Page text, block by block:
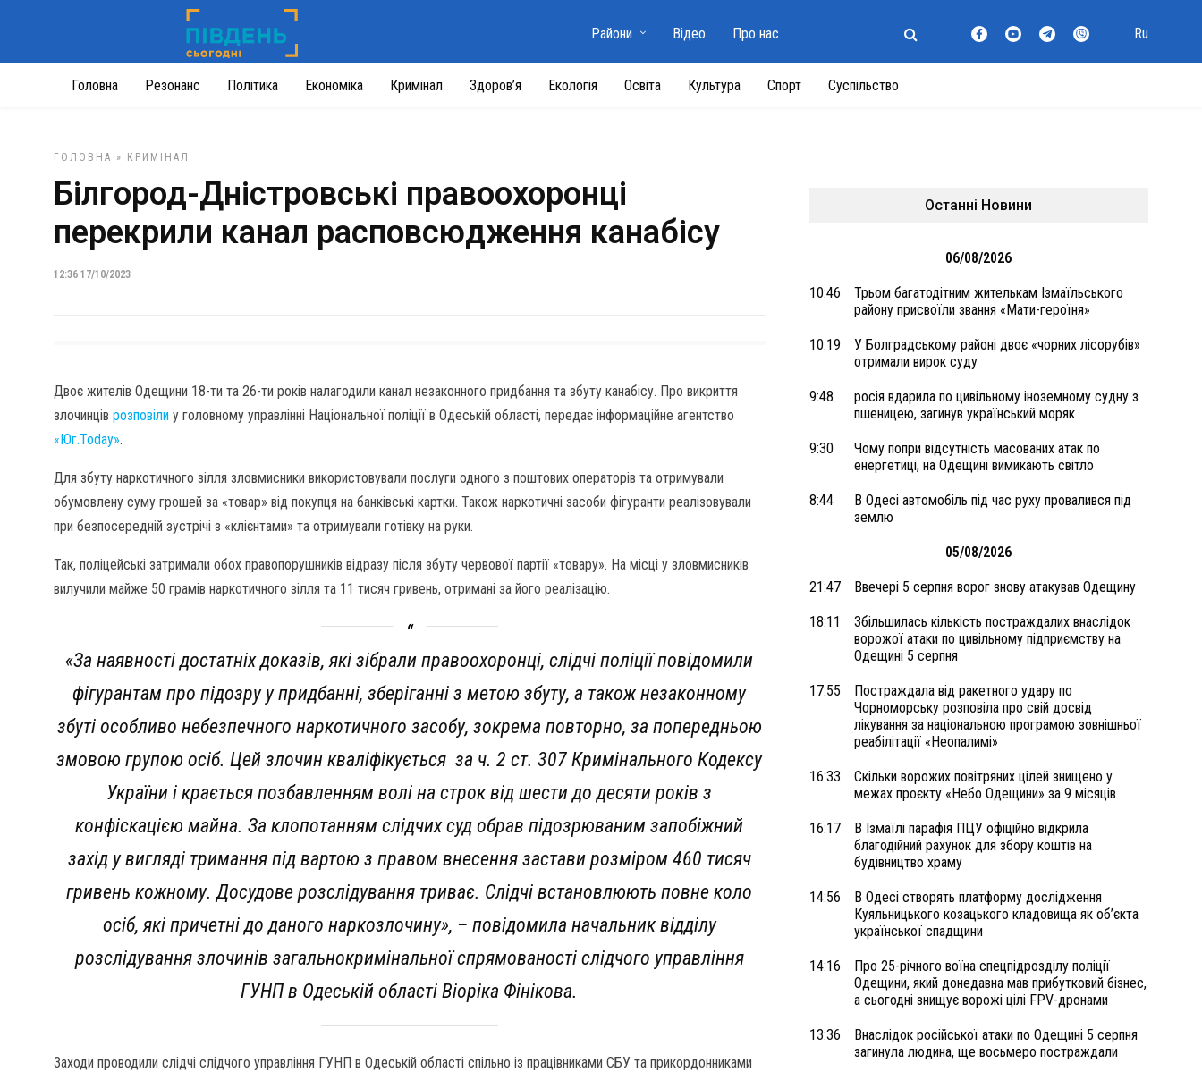
Головна Резонанс Політика Економіка Кримінал Здоров’я Екологія Освіта Культура Спорт Суспільство
Райони Відео Про нас Ru
ГОЛОВНА » КРИМІНАЛ
Білгород-Дністровські правоохоронці
перекрили канал расповсюдження канабісу
12:36 17/10/2023
Двоє жителів Одещини 18-ти та 26-ти років налагодили канал незаконного придбання та збуту канабісу. Про викриття
злочинців розповіли у головному управлінні Національної поліції в Одеській області, передає інформаційне агентство
«Юг.Today».
Для збуту наркотичного зілля зловмисники використовували послуги одного з поштових операторів та отримували
обумовлену суму грошей за «товар» від покупця на банківські картки. Також наркотичні засоби фігуранти реалізовували
при безпосередній зустрічі з «клієнтами» та отримували готівку на руки.
Так, поліцейські затримали обох правопорушників відразу після збуту червової партії «товару». На місці у зловмисників
вилучили майже 50 грамів наркотичного зілля та 11 тисяч гривень, отримані за його реалізацію.
«За наявності достатніх доказів, які зібрали правоохоронці, слідчі поліції повідомили
фігурантам про підозру у придбанні, зберіганні з метою збуту, а також незаконному
збуті особливо небезпечного наркотичного засобу, зокрема повторно, за попередньою
змовою групою осіб. Цей злочин кваліфікується за ч. 2 ст. 307 Кримінального Кодексу
України і крається позбавленням волі на строк від шести до десяти років з
конфіскацією майна. За клопотанням слідчих суд обрав підозрюваним запобіжний
захід у вигляді тримання під вартою з правом внесення застави розміром 460 тисяч
гривень кожному. Досудове розслідування триває. Слідчі встановлюють повне коло
осіб, які причетні до даного наркозлочину», – повідомила начальник відділу
розслідування злочинів загальнокримінальної спрямованості слідчого управління
ГУНП в Одеській області Віоріка Фінікова.
Заходи проводили слідчі слідчого управління ГУНП в Одеській області спільно із працівниками СБУ та прикордонниками
Останні Новини
06/08/2026
10:46
Трьом багатодітним жителькам Ізмаїльського
району присвоїли звання «Мати-героїня»
10:19
У Болградському районі двоє «чорних лісорубів»
отримали вирок суду
9:48
росія вдарила по цивільному іноземному судну з
пшеницею, загинув український моряк
9:30
Чому попри відсутність масованих атак по
енергетиці, на Одещині вимикають світло
8:44
В Одесі автомобіль під час руху провалився під
землю
05/08/2026
21:47 Ввечері 5 серпня ворог знову атакував Одещину
18:11
Збільшилась кількість постраждалих внаслідок
ворожої атаки по цивільному підприємству на
Одещині 5 серпня
17:55
Постраждала від ракетного удару по
Чорноморську розповіла про свій досвід
лікування за національною програмою зовнішньої
реабілітації «Неопалимі»
16:33
Скільки ворожих повітряних цілей знищено у
межах проєкту «Небо Одещини» за 9 місяців
16:17
В Ізмаїлі парафія ПЦУ офіційно відкрила
благодійний рахунок для збору коштів на
будівництво храму
14:56
В Одесі створять платформу дослідження
Куяльницького козацького кладовища як об’єкта
української спадщини
14:16
Про 25-річного воїна спецпідрозділу поліції
Одещини, який донедавна мав прибутковий бізнес,
а сьогодні знищує ворожі цілі FPV-дронами
13:36
Внаслідок російської атаки по Одещині 5 серпня
загинула людина, ще восьмеро постраждали